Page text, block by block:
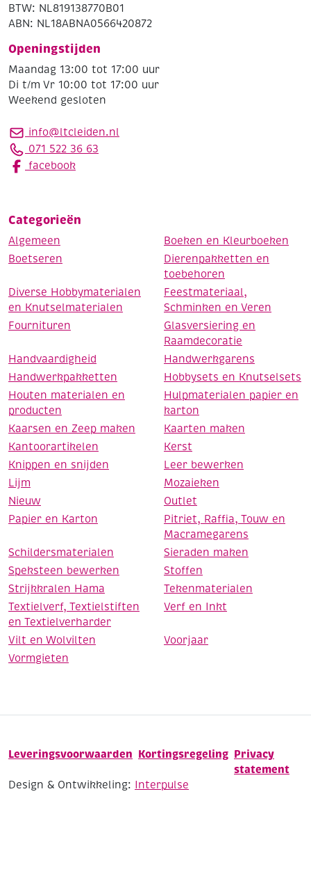
BTW: NL819138770B01
ABN: NL18ABNA0566420872
Openingstijden
Maandag 13:00 tot 17:00 uur
Di t/m Vr 10:00 tot 17:00 uur
Weekend gesloten
info@ltcleiden.nl
071 522 36 63
facebook
Categorieën
Algemeen
Boeken en Kleurboeken
Boetseren
Dierenpakketten en
toebehoren
Diverse Hobbymaterialen
en Knutselmaterialen
Feestmateriaal,
Schminken en Veren
Fournituren
Glasversiering en
Raamdecoratie
Handvaardigheid
Handwerkgarens
Handwerkpakketten
Hobbysets en Knutselsets
Houten materialen en
producten
Hulpmaterialen papier en
karton
Kaarsen en Zeep maken
Kaarten maken
Kantoorartikelen
Kerst
Knippen en snijden
Leer bewerken
Lijm
Mozaieken
Nieuw
Outlet
Papier en Karton
Pitriet, Raffia, Touw en
Macramegarens
Schildersmaterialen
Sieraden maken
Speksteen bewerken
Stoffen
Strijkkralen Hama
Tekenmaterialen
Textielverf, Textielstiften
en Textielverharder
Verf en Inkt
Vilt en Wolvilten
Voorjaar
Vormgieten
Leveringsvoorwaarden Kortingsregeling Privacy
statement
Design & Ontwikkeling: Interpulse